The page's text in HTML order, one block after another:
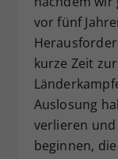
vor fünf
kurze Zeit
Auslosung
verlieren
beginnen,